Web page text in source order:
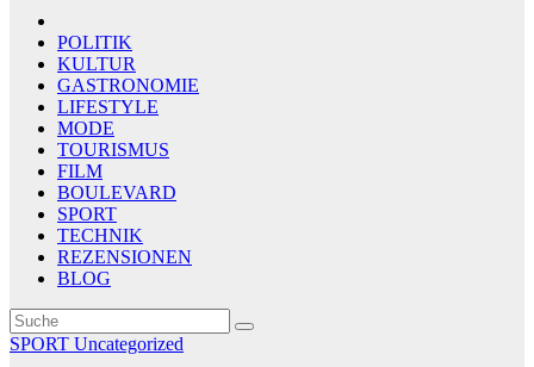
POLITIK
KULTUR
GASTRONOMIE
LIFESTYLE
MODE
TOURISMUS
FILM
BOULEVARD
SPORT
TECHNIK
REZENSIONEN
BLOG
SPORT Uncategorized